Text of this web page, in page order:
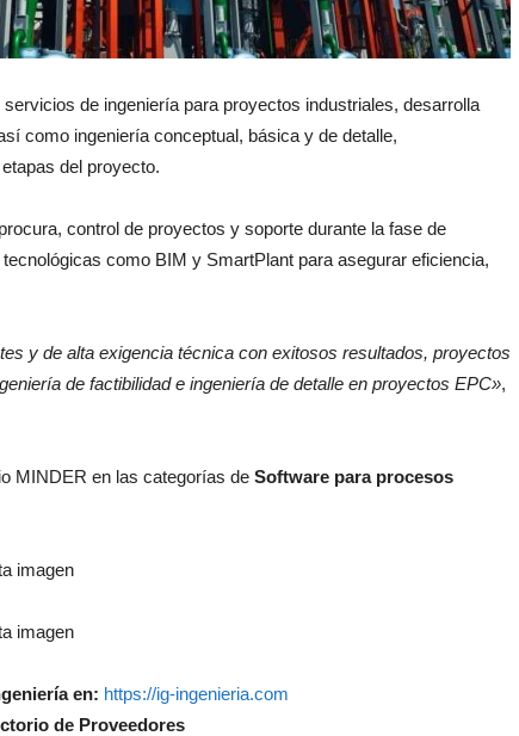
de ingeniería para proyectos industriales, desarrolla
como ingeniería conceptual, básica y de detalle,
del proyecto.
control de proyectos y soporte durante la fase de
como BIM y SmartPlant para asegurar eficiencia,
y de alta exigencia técnica con exitosos resultados, proyectos
de factibilidad e ingeniería de detalle en proyectos EPC»,
MINDER en las categorías de Software para procesos
en: https://ig-ingenieria.com
de Proveedores